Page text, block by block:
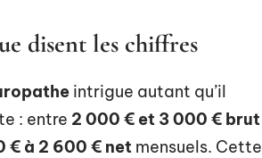
disent les chiffres
intrigue autant qu’il
: entre 2 000 € et 3 000 € brut
€ à 2 600 € net mensuels. Cette